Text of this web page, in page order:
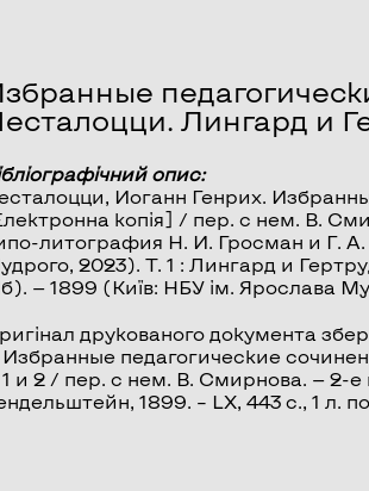
Лингард и
опис:
Иоганн Генрих.
копія] / пер. с нем. В.
литография Н. И. Гросман и Г.
2023). Т. 1 :Лингард и
— 1899 (Київ: НБУ ім. Ярослава
друкованого документа
Избранные педагогические
1 и 2 / пер. с нем. В. Смирнова. — 2-
1899. – LX, 443 с., 1 л.